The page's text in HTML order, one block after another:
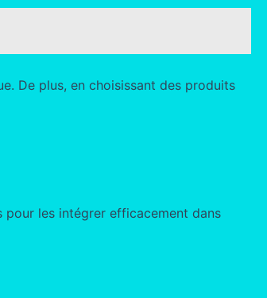
De plus, en choisissant des produits
pour les intégrer efficacement dans